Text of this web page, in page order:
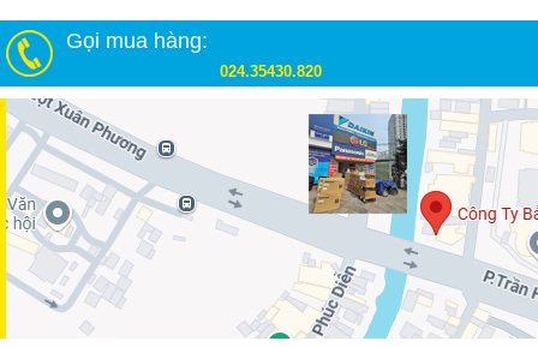
Gọi mua hàng:
024.35430.820